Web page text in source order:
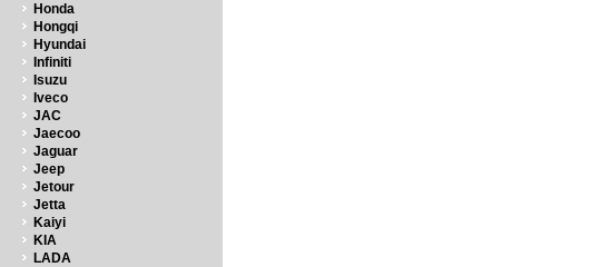
Honda
Hongqi
Hyundai
Infiniti
Isuzu
Iveco
JAC
Jaecoo
Jaguar
Jeep
Jetour
Jetta
Kaiyi
KIA
LADA